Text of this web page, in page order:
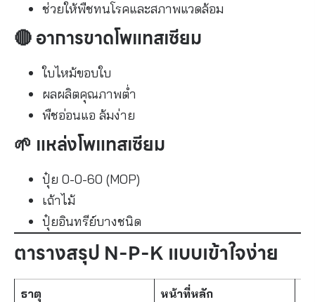
ช่วยให้พืชทนโรคและสภาพแวดล้อม
🔴 อาการขาดโพแทสเซียม
ใบไหม้ขอบใบ
ผลผลิตคุณภาพต่ำ
พืชอ่อนแอ ล้มง่าย
🌱 แหล่งโพแทสเซียม
ปุ๋ย 0-0-60 (MOP)
เถ้าไม้
ปุ๋ยอินทรีย์บางชนิด
ตารางสรุป N-P-K แบบเข้าใจง่าย
ธาตุ หน้าที่หลัก